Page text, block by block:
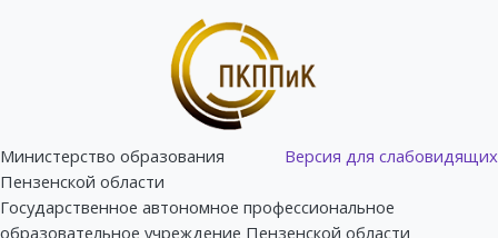
Версия для слабовидящих
Министерство образования
Пензенской области
Государственное автономное профессиональное
образовательное учреждение Пензенской области